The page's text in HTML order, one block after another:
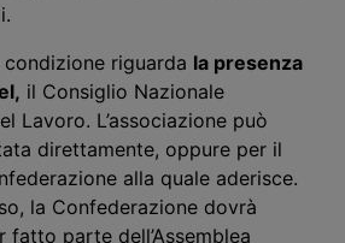
condizione riguarda la presenza
il Consiglio Nazionale
Lavoro. L’associazione può
direttamente, oppure per il
alla quale aderisce.
la Confederazione dovrà
fatto parte dell’Assemblea